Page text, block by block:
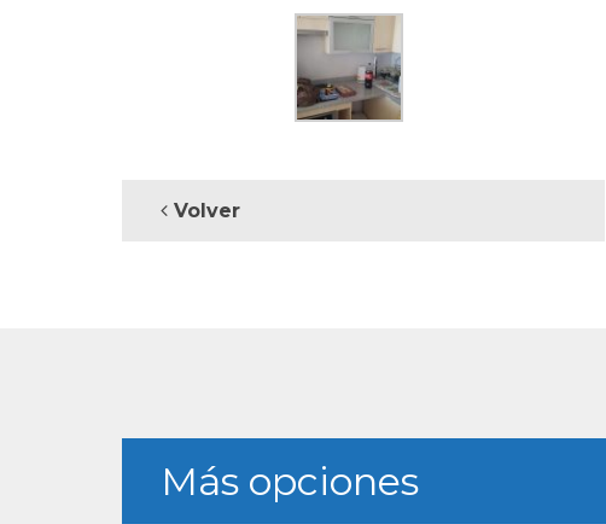
Volver
Más opciones